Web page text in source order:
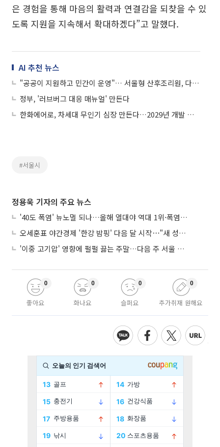
은 경험을 통해 마음의 활력과 연결감을 되찾을 수 있
도록 지원을 지속해서 확대하겠다”고 말했다.
AI 추천 뉴스
"공공이 지원하고 민간이 운영"… 서울형 산후조리원, 다음 달 8일 운영 시작
정부, '러브버그 대응 매뉴얼' 만든다
한화에어로, 차세대 무인기 심장 만든다…2029년 개발 목표
#서울시
정용욱 기자의 주요 뉴스
'40도 폭염' 뉴노멀 되나…올해 열대야 역대 1위·폭염일수 평년 3배 넘어
오세훈표 야간경제 '한강 밤핑' 다음 달 시작⋯"새 성장동력 만들 것"
'이중 고기압' 영향에 펄펄 끓는 주말…다음 주 서울 포함 서쪽이 더 덥다
좋아요
0
화나요
0
슬퍼요
0
추가취재 원해요
0